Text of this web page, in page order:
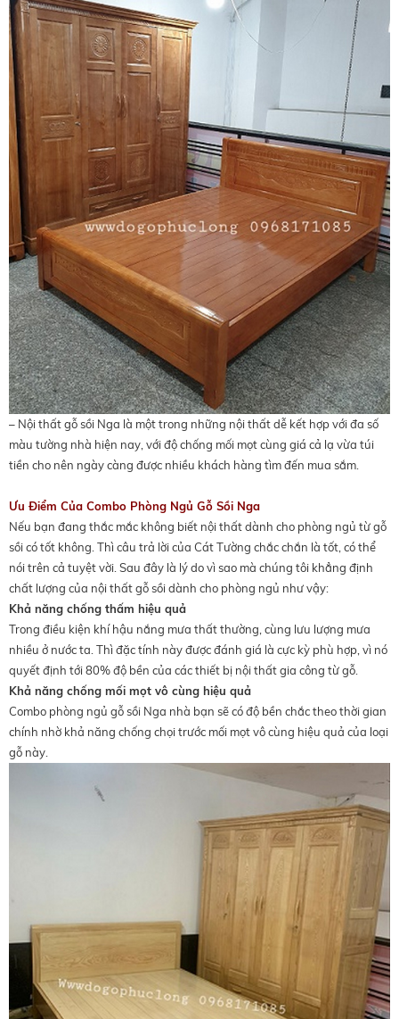
– Nội thất gỗ sồi Nga là một trong những nội thất dễ kết hợp với đa số
màu tường nhà hiện nay, với độ chống mối mọt cùng giá cả lạ vừa túi
tiền cho nên ngày càng được nhiều khách hàng tìm đến mua sắm.
Ưu Điểm Của Combo Phòng Ngủ Gỗ Sồi Nga
Nếu bạn đang thắc mắc không biết nội thất dành cho phòng ngủ từ gỗ
sồi có tốt không. Thì câu trả lời của Cát Tường chắc chắn là tốt, có thể
nói trên cả tuyệt vời. Sau đây là lý do vì sao mà chúng tôi khẳng định
chất lượng của nội thất gỗ sồi dành cho phòng ngủ như vậy:
Khả năng chống thấm hiệu quả
Trong điều kiện khí hậu nắng mưa thất thường, cùng lưu lượng mưa
nhiều ở nước ta. Thì đặc tính này được đánh giá là cực kỳ phù hợp, vì nó
quyết định tới 80% độ bền của các thiết bị nội thất gia công từ gỗ.
Khả năng chống mối mọt vô cùng hiệu quả
Combo phòng ngủ gỗ sồi Nga nhà bạn sẽ có độ bền chắc theo thời gian
chính nhờ khả năng chống chọi trước mối mọt vô cùng hiệu quả của loại
gỗ này.